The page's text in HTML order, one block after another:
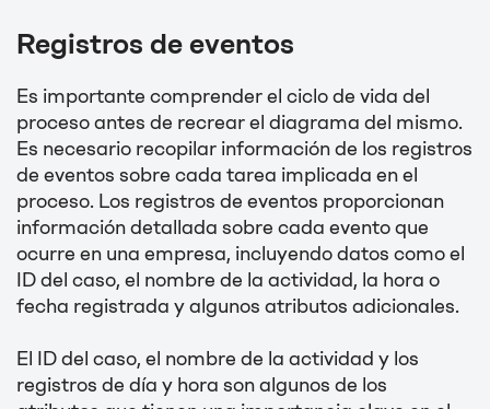
Registros de eventos
Es importante comprender el ciclo de vida del
proceso antes de recrear el diagrama del mismo.
Es necesario recopilar información de los registros
de eventos sobre cada tarea implicada en el
proceso. Los registros de eventos proporcionan
información detallada sobre cada evento que
ocurre en una empresa, incluyendo datos como el
ID del caso, el nombre de la actividad, la hora o
fecha registrada y algunos atributos adicionales.
El ID del caso, el nombre de la actividad y los
registros de día y hora son algunos de los